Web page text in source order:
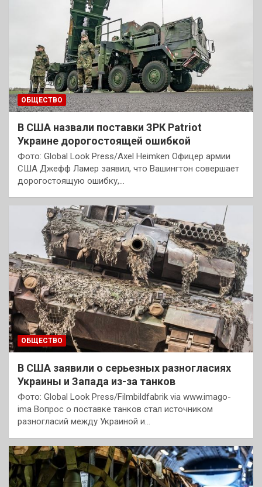
ОБЩЕСТВО
В США назвали поставки ЗРК Patriot
Украине дорогостоящей ошибкой
Фото: Global Look Press/Axel Heimken Офицер армии
США Джефф Ламер заявил, что Вашингтон совершает
дорогостоящую ошибку,…
ОБЩЕСТВО
В США заявили о серьезных разногласиях
Украины и Запада из-за танков
Фото: Global Look Press/Filmbildfabrik via www.imago-
ima Вопрос о поставке танков стал источником
разногласий между Украиной и…